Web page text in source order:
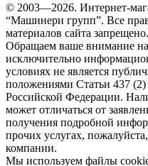
© 2003—2026. Интернет-
“Машинери групп”. Все
материалов сайта запрещено.
Обращаем ваше внимание
исключительно
условиях не является
положениями Статьи 437 (2)
Российской Федерации.
может отличаться от
получения подробной
прочих услугах,
компании.
Мы используем файлы